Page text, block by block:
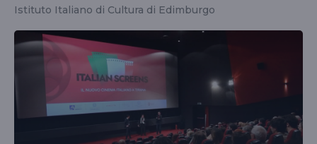
Istituto Italiano di Cultura di Edimburgo